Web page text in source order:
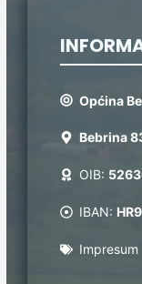
Općina
Bebrina
OIB:
IBAN:
Impresum